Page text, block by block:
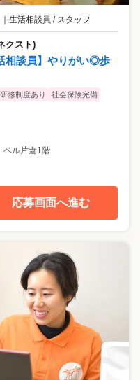
生活相談員 / スタッフ
クスト)
相談員】やりがい◎歩
研修制度あり
社会保険完備
ル片倉1階
応募画面へ進む